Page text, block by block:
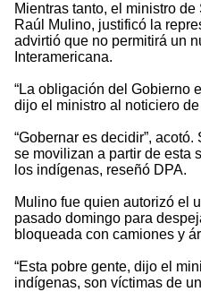
Mientras tanto, el ministro
Raúl Mulino, justificó la
advirtió que no permitirá un
Interamericana.
“La obligación del Gobierno
dijo el ministro al noticiero
“Gobernar es decidir”,
se movilizan a partir de esta
los indígenas, reseñó DPA.
Mulino fue quien autorizó el
pasado domingo para
bloqueada con camiones y
“Esta pobre gente, dijo el
indígenas, son víctimas de